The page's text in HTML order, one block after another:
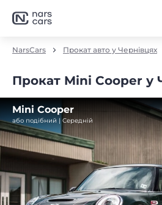
NarsCars Прокат авто у Чернівцях
Прокат Mini Cooper у
Mini Cooper
або подібний | Середнiй